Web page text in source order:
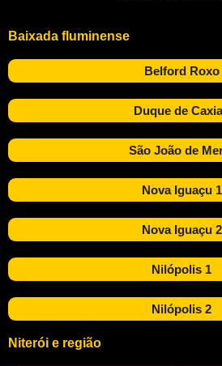
Baixada fluminense
Belford Roxo
Duque de
São João de
Nova Iguaçu 1
Nova Iguaçu 2
Nilópolis 1
Nilópolis 2
Niterói e região